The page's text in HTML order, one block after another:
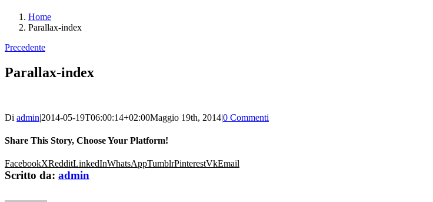
Home
Parallax-index
Precedente
Parallax-index
Di admin|2014-05-19T06:00:14+02:00Maggio 19th, 2014|0 Commenti
Share This Story, Choose Your Platform!
FacebookXRedditLinkedInWhatsAppTumblrPinterestVkEmail
Scritto da: admin